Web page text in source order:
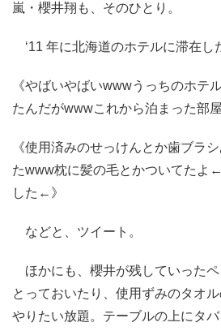
嵐・櫻井翔も、そのひとり。
‘11 年に北海道のホテルに滞在し
《やばいやばいwwwうっちのホテ
たんだがwwwこれから泊まった部
《使用済みのせっけんとか歯ブラ
たwww枕に髪の毛とかついてたよ
した←》
などと、ツイート。
ほかにも、櫻井が残していった
とっておいたり、使用ずみのタオル
やりたい放題。テーブルの上にタ